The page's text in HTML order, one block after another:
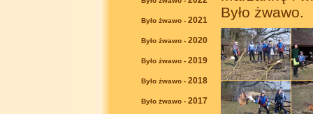
Było żwawo - 2021
Było żwawo - 2020
Było żwawo - 2019
Było żwawo - 2018
Było żwawo - 2017
Było żwawo.